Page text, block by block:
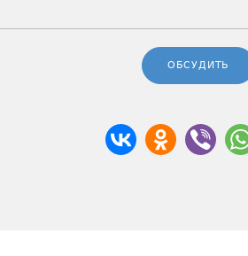
ОБСУДИТЬ